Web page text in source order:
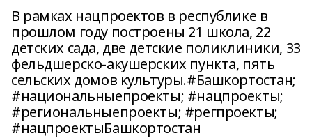
В рамках нацпроектов в республике в
прошлом году построены 21 школа, 22
детских сада, две детские поликлиники, 33
фельдшерско-акушерских пункта, пять
сельских домов культуры.#Башкортостан;
#национальныепроекты; #нацпроекты;
#региональныепроекты; #регпроекты;
#нацпроектыБашкортостан